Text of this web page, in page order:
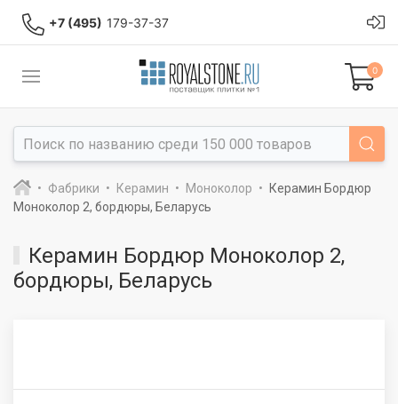
+7 (495) 179-37-37
0
Фабрики Керамин Моноколор
Керамин Бордюр
Моноколор 2, бордюры, Беларусь
Керамин Бордюр Моноколор 2,
бордюры, Беларусь